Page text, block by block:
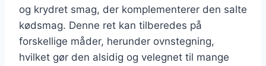
og krydret smag, der komplementerer den salte
kødsmag. Denne ret kan tilberedes på
forskellige måder, herunder ovnstegning,
hvilket gør den alsidig og velegnet til mange